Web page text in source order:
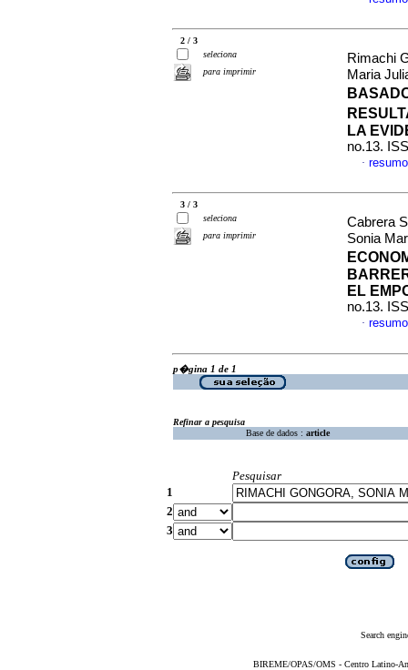
2 / 3
seleciona
para imprimir
Rimachi
Maria
LA
no.13.
·
3 / 3
seleciona
para imprimir
Cabrera
Sonia
EL
no.13.
·
p�gina 1 de 1
Refinar a pesquisa
Base de dados : article
Pesquisar
1
2
3
Search
BIREME/OPAS/OMS - Centro Latino-